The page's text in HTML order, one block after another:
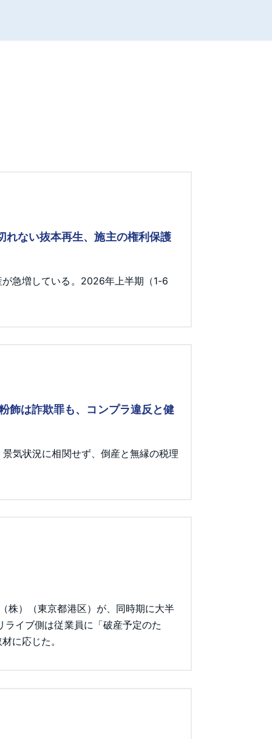
ない抜本再生、施主の権利保護
急増している。2026年上半期（1-6
は詐欺罪も、コンプラ違反と健
気状況に相関せず、倒産と無縁の税理
株）（東京都港区）が、同時期に大半
イブ側は従業員に「破産予定のた
に応じた。